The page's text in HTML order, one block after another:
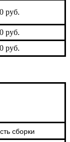
руб.
руб.
руб.
сборки